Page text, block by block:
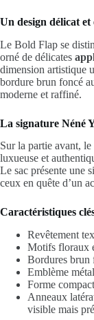
Un design délicat et
Le Bold Flap se
orné de délicates
dimension artistique
bordure brun foncé
moderne et raffiné.
La signature Néné
Sur la partie avant, le
luxueuse et
Le sac présente une
ceux en quête d’un
Caractéristiques
Revêtement
Motifs floraux
Bordures brun
Emblème
Forme
Anneaux
visible mais